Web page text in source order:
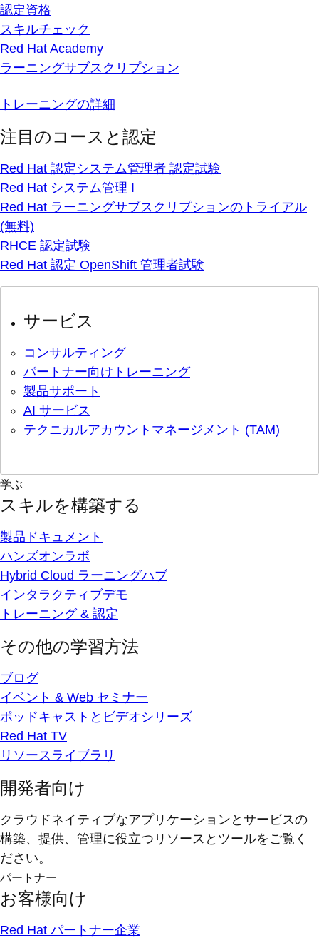
認定資格
スキルチェック
Red Hat Academy
ラーニングサブスクリプション
トレーニングの詳細
注目のコースと認定
Red Hat 認定システム管理者 認定試験
Red Hat システム管理 I
Red Hat ラーニングサブスクリプションのトライアル
(無料)
RHCE 認定試験
Red Hat 認定 OpenShift 管理者試験
サービス
コンサルティング
パートナー向けトレーニング
製品サポート
AI サービス
テクニカルアカウントマネージメント (TAM)
学ぶ
スキルを構築する
製品ドキュメント
ハンズオンラボ
Hybrid Cloud ラーニングハブ
インタラクティブデモ
トレーニング & 認定
その他の学習方法
ブログ
イベント & Web セミナー
ポッドキャストとビデオシリーズ
Red Hat TV
リソースライブラリ
開発者向け
クラウドネイティブなアプリケーションとサービスの
構築、提供、管理に役立つリソースとツールをご覧く
ださい。
パートナー
お客様向け
Red Hat パートナー企業